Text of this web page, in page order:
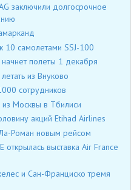
заключили долгосрочное
10 самолетами SSJ-100
полеты 1 декабря
из Внуково
сотрудников
Москвы в Тбилиси
акций Etihad Airlines
Роман новым рейсом
выставка Air France
и Сан-Франциско тремя